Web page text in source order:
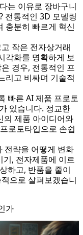
는 이유로 장바구니
전통적인 3D 모델링
충분히 빠르게 혁신
작은 전자상거래
각화를 명확하게 보
경우, 전통적인 프
리고 비싸며 기술적
빠른 AI 제품 프로토
있습니다. 정교한
의 제품 아이디어와
로토타입으로 손쉽
전략을 어떻게 변화
, 전자제품에 이르
하고, 반품을 줄이
으로 살펴보겠습니
가